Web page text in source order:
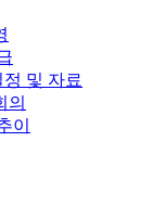
및 자료
의
이